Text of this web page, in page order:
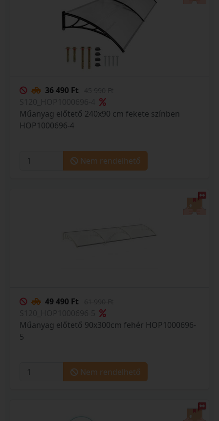
36 490 Ft
Műanyag előtető 240x90 cm fekete színben
HOP1000696-4
Nem rendelhető
49 490 Ft
Műanyag előtető 90x300cm fehér HOP1000696-
5
Nem rendelhető